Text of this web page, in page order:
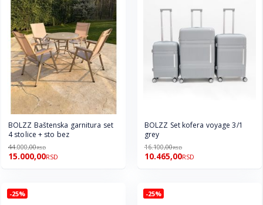
BOLZZ Baštenska garnitura set
4 stolice + sto bez
44.000,00RSD
15.000,00RSD
BOLZZ Set kofera voyage 3/1
grey
16.100,00RSD
10.465,00RSD
-25% -25%